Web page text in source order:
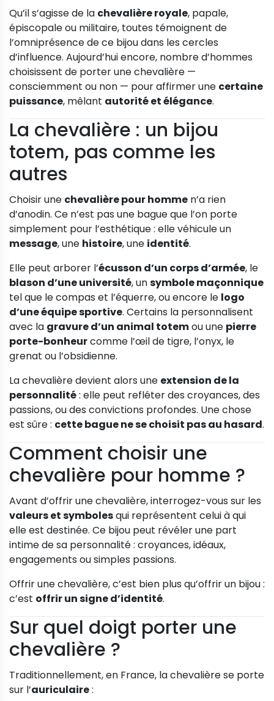
Qu’il s’agisse de la chevalière royale, papale,
épiscopale ou militaire, toutes témoignent de
l’omniprésence de ce bijou dans les cercles
d’influence. Aujourd’hui encore, nombre d’hommes
choisissent de porter une chevalière —
consciemment ou non — pour affirmer une certaine
puissance, mêlant autorité et élégance.
La chevalière : un bijou
totem, pas comme les
autres
Choisir une chevalière pour homme n’a rien
d’anodin. Ce n’est pas une bague que l’on porte
simplement pour l’esthétique : elle véhicule un
message, une histoire, une identité.
Elle peut arborer l’écusson d’un corps d’armée, le
blason d’une université, unsymbole maçonnique
tel que le compas et l’équerre, ou encore le logo
d’une équipe sportive. Certains la personnalisent
avec la gravure d’un animal totemou une pierre
porte-bonheurcomme l’œil de tigre, l’onyx, le
grenat ou l’obsidienne.
La chevalière devient alors une extension de la
personnalité: elle peut refléter des croyances, des
passions, ou des convictions profondes. Une chose
est sûre : cette bague ne se choisit pas au hasard.
Comment choisir une
chevalière pour homme ?
Avant d’offrir une chevalière, interrogez-vous sur les
valeurs et symbolesqui représentent celui à qui
elle est destinée. Ce bijou peut révéler une part
intime de sa personnalité : croyances, idéaux,
engagements ou simples passions.
Offrir une chevalière, c’est bien plus qu’offrir un bijou :
c’est offrir un signe d’identité.
Sur quel doigt porter une
chevalière ?
Traditionnellement, en France, la chevalière se porte
sur l’auriculaire: